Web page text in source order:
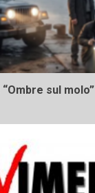
sul molo”